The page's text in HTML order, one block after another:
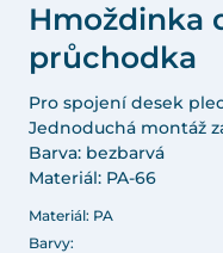
Hmoždinka
průchodka
Pro spojení desek
Jednoduchá montáž
Barva: bezbarvá
Materiál: PA-66
Materiál: PA
Barvy: